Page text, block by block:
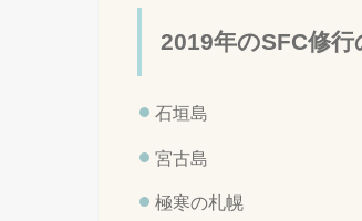
2019年のSFC修
石垣島
宮古島
極寒の札幌